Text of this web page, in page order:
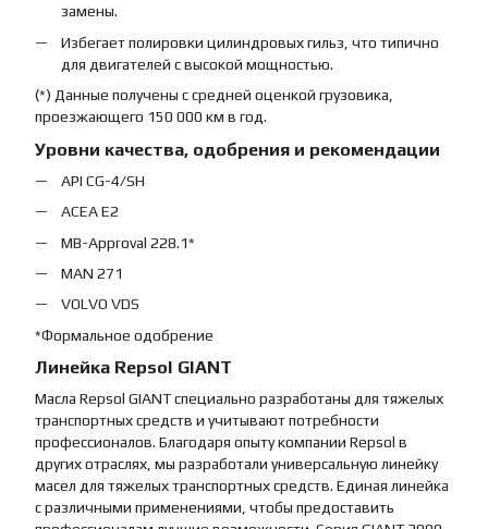
замены.
Избегает полировки цилиндровых гильз, что типично
для двигателей с высокой мощностью.
(*) Данные получены с средней оценкой грузовика,
проезжающего 150 000 км в год.
Уровни качества, одобрения и рекомендации
API CG-4/SH
ACEA E2
MB-Approval 228.1*
MAN 271
VOLVO VDS
*Формальное одобрение
Линейка Repsol GIANT
Масла Repsol GIANT специально разработаны для тяжелых
транспортных средств и учитывают потребности
профессионалов. Благодаря опыту компании Repsol в
других отраслях, мы разработали универсальную линейку
масел для тяжелых транспортных средств. Единая линейка
с различными применениями, чтобы предоставить